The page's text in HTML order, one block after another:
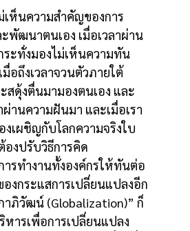
เห็นความสำคัญของการ
พัฒนาตนเอง เมื่อเวลาผ่าน
ะทั่งมองไม่เห็นความทัน
อถึงเวลาจวนตัวภายใต้
สดุ้งตื่นมามองตนเอง และ
ผ่านความฝันมา และเมื่อเรา
งเผชิญกับโลกความจริงใบ
องปรับวิธีการคิด
ารทำงานทั้งองค์กรให้ทันต่อ
งกระแสการเปลี่ยนแปลงอีก
าภิวัฒน์ (Globalization)” ก็
หารเพื่อการเปลี่ยนแปลง